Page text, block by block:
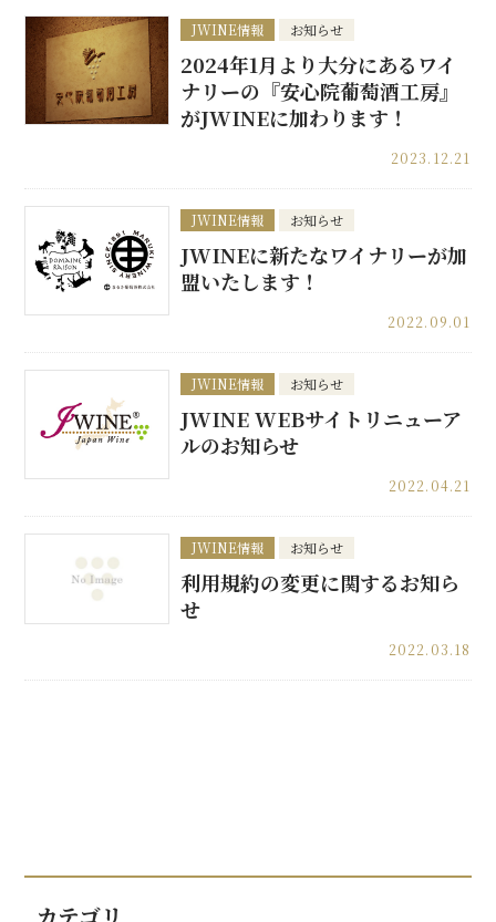
JWINE情報 お知らせ
2024年1月より大分にあるワイ
ナリーの『安心院葡萄酒工房』
がJWINEに加わります！
2023.12.21
JWINE情報 お知らせ
JWINEに新たなワイナリーが加
盟いたします！
2022.09.01
JWINE情報 お知らせ
JWINE WEBサイトリニューア
ルのお知らせ
2022.04.21
JWINE情報 お知らせ
利用規約の変更に関するお知ら
せ
2022.03.18